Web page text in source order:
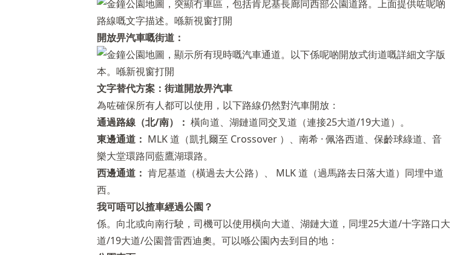
開放畀汽車嘅街道：
文字替代方案：街道開放畀汽車
為咗確保所有人都可以使用，以下路線仍然對汽車開放：
通過路線（北/南）： 橫向道、湖鏈道同交叉道（連接25大道/19大道）。
東邊通道： MLK 道（凱扎爾至 Crossover ）、南希 · 佩洛西道、保齡球綠道、音
樂大堂環路同藍鷹湖環路。
西邊通道： 肯尼基道（橫過去大公路）、 MLK 道（過馬路去日落大道）同埋中道
西。
我可唔可以揸車經過公園？
係。向北或向南行駛，司機可以使用橫向大道、湖鏈大道，同埋25大道/十字路口大
道/19大道/公園普雷西迪奧。可以喺公園內去到目的地：